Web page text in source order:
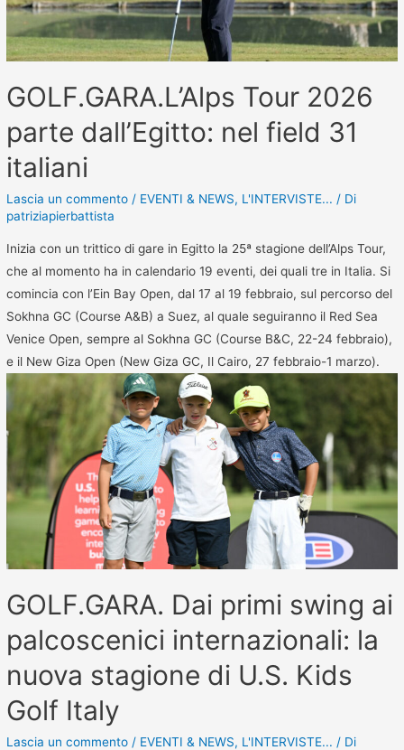
GOLF.GARA.L’Alps Tour 2026
parte dall’Egitto: nel field 31
italiani
Lascia un commento / EVENTI & NEWS, L'INTERVISTE... / Di
patriziapierbattista
Inizia con un trittico di gare in Egitto la 25ª stagione dell’Alps Tour,
che al momento ha in calendario 19 eventi, dei quali tre in Italia. Si
comincia con l’Ein Bay Open, dal 17 al 19 febbraio, sul percorso del
Sokhna GC (Course A&B) a Suez, al quale seguiranno il Red Sea
Venice Open, sempre al Sokhna GC (Course B&C, 22-24 febbraio),
e il New Giza Open (New Giza GC, Il Cairo, 27 febbraio-1 marzo).
GOLF.GARA. Dai primi swing ai
palcoscenici internazionali: la
nuova stagione di U.S. Kids
Golf Italy
Lascia un commento / EVENTI & NEWS, L'INTERVISTE... / Di